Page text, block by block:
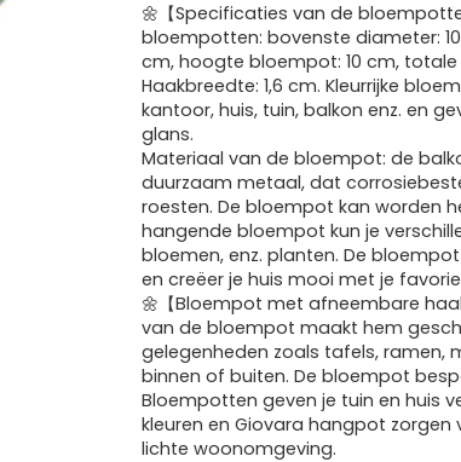
🌼【Specificaties van de
bloempotten: bovenste diameter:
cm, hoogte bloempot: 10 cm,
Haakbreedte: 1,6 cm. Kleurrijke
kantoor, huis, tuin, balkon enz. en
glans.
Materiaal van de bloempot: de
duurzaam metaal, dat
roesten. De bloempot kan worden
hangende bloempot kun je
bloemen, enz. planten. De
en creëer je huis mooi met je
🌼【Bloempot met afneembare
van de bloempot maakt hem
gelegenheden zoals tafels, ramen,
binnen of buiten. De bloempot
Bloempotten geven je tuin en huis
kleuren en Giovara hangpot
lichte woonomgeving.